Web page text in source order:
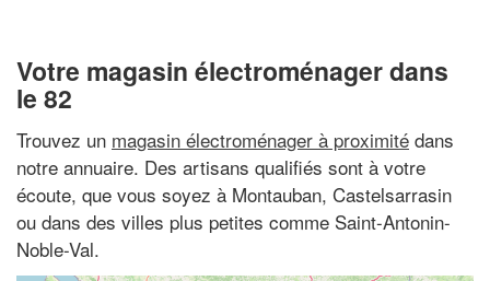
Votre magasin électroménager dans
le 82
Trouvez un magasin électroménager à proximité dans
notre annuaire. Des artisans qualifiés sont à votre
écoute, que vous soyez à Montauban, Castelsarrasin
ou dans des villes plus petites comme Saint-Antonin-
Noble-Val.